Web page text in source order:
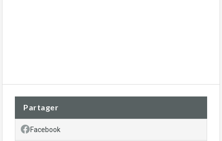
Partager
Facebook